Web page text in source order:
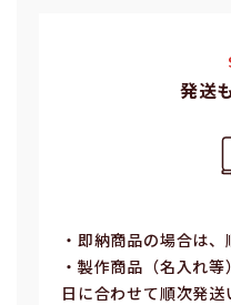
発送
・即納商品の場合は、
・製作商品（名⼊れ
⽇に合わせて順次発送